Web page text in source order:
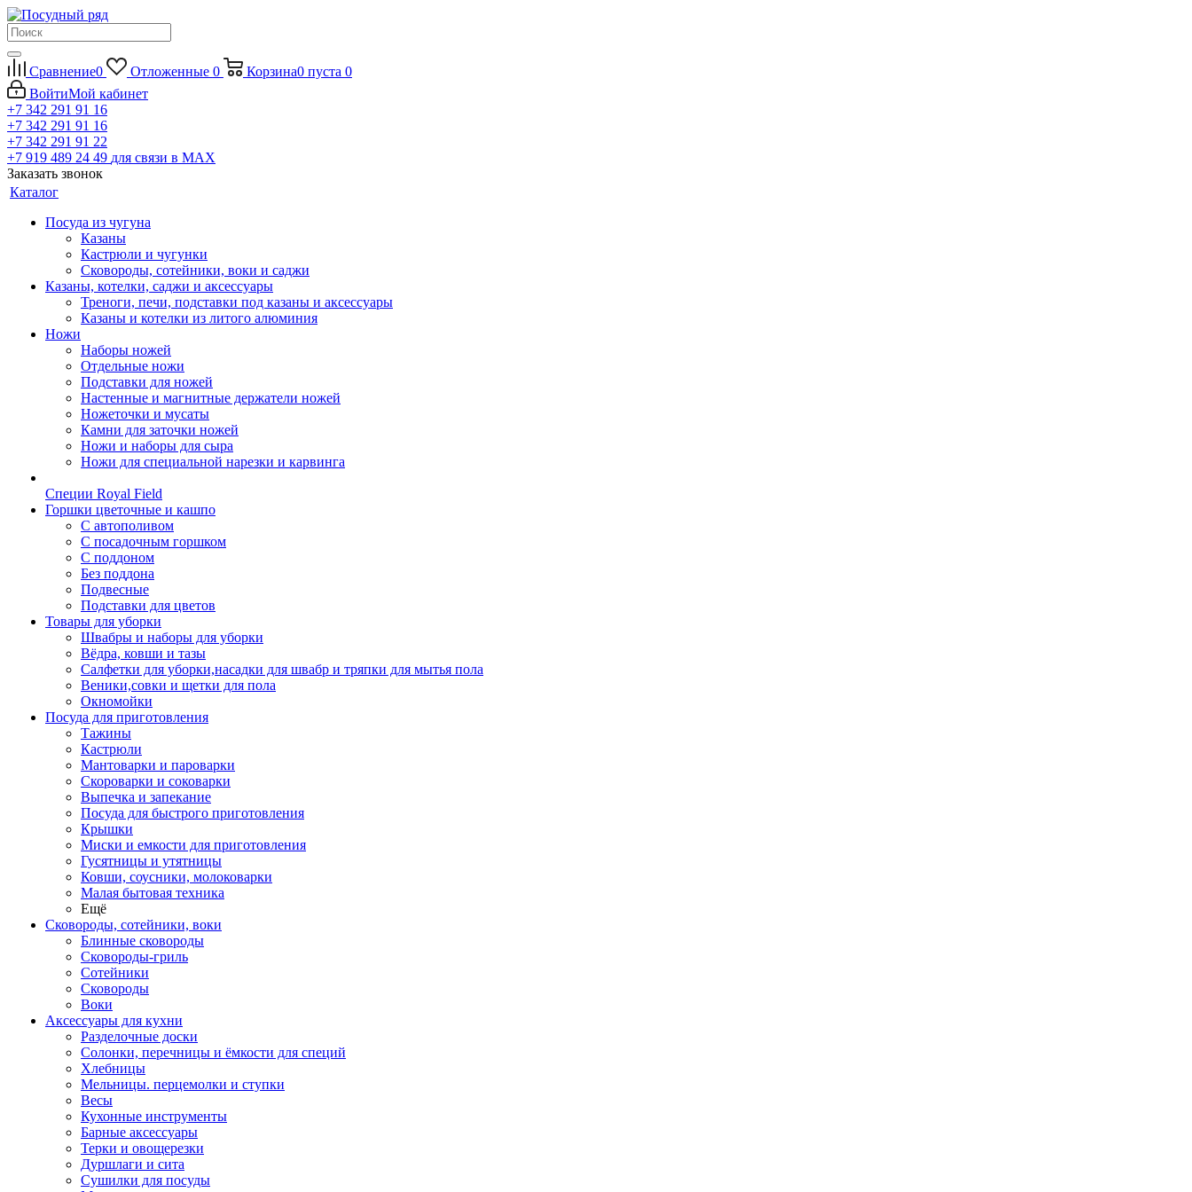
Сравнение0 Отложенные 0 Корзина0 пуста 0
ВойтиМой кабинет
+7 342 291 91 16
+7 342 291 91 16
+7 342 291 91 22
+7 919 489 24 49 для связи в МАХ
Заказать звонок
Каталог
Посуда из чугуна
Казаны
Кастрюли и чугунки
Сковороды, сотейники, воки и саджи
Казаны, котелки, саджи и аксессуары
Треноги, печи, подставки под казаны и аксессуары
Казаны и котелки из литого алюминия
Ножи
Наборы ножей
Отдельные ножи
Подставки для ножей
Настенные и магнитные держатели ножей
Ножеточки и мусаты
Камни для заточки ножей
Ножи и наборы для сыра
Ножи для специальной нарезки и карвинга
Специи Royal Field
Горшки цветочные и кашпо
С автополивом
С посадочным горшком
С поддоном
Без поддона
Подвесные
Подставки для цветов
Товары для уборки
Швабры и наборы для уборки
Вёдра, ковши и тазы
Салфетки для уборки,насадки для швабр и тряпки для мытья пола
Веники,совки и щетки для пола
Окномойки
Посуда для приготовления
Тажины
Кастрюли
Мантоварки и пароварки
Скороварки и соковарки
Выпечка и запекание
Посуда для быстрого приготовления
Крышки
Миски и емкости для приготовления
Гусятницы и утятницы
Ковши, соусники, молоковарки
Малая бытовая техника
Ещё
Сковороды, сотейники, воки
Блинные сковороды
Сковороды-гриль
Сотейники
Сковороды
Воки
Аксессуары для кухни
Разделочные доски
Солонки, перечницы и ёмкости для специй
Хлебницы
Мельницы. перцемолки и ступки
Весы
Кухонные инструменты
Барные аксессуары
Терки и овощерезки
Дуршлаги и сита
Сушилки для посуды